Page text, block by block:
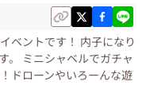
ベントです！ 内子になり
。 ミニシャベルでガチャ
ドローンやいろーんな遊